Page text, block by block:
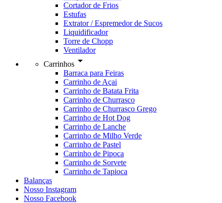
Cortador de Frios
Estufas
Extrator / Espremedor de Sucos
Liquidificador
Torre de Chopp
Ventilador
Carrinhos arrow_drop_down
Barraca para Feiras
Carrinho de Açai
Carrinho de Batata Frita
Carrinho de Churrasco
Carrinho de Churrasco Grego
Carrinho de Hot Dog
Carrinho de Lanche
Carrinho de Milho Verde
Carrinho de Pastel
Carrinho de Pipoca
Carrinho de Sorvete
Carrinho de Tapioca
Balanças
Nosso Instagram
Nosso Facebook